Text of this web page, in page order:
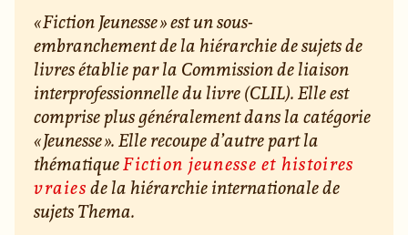
« Fiction Jeunesse » est un sous-
embranchement de la hiérarchie de sujets de
livres établie par la Commission de liaison
interprofessionnelle du livre (CLIL). Elle est
comprise plus généralement dans la catégorie
« Jeunesse ». Elle recoupe d’autre part la
thématiqueFiction jeunesse et histoires
vraiesde la hiérarchie internationale de
sujets Thema.